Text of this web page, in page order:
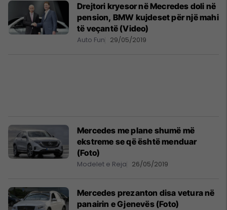
Drejtori kryesor në Mecredes doli në
pension, BMW kujdeset për një mahi
të veçantë (Video)
Auto Fun 29/05/2019
Mercedes me plane shumë më
ekstreme se që është menduar
(Foto)
Modelet e Reja 26/05/2019
Mercedes prezanton disa vetura në
panairin e Gjenevës (Foto)